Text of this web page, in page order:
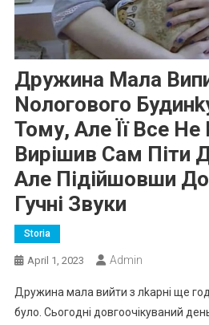
Дружина Мала
Nологового
Тому, Але Її Все Не
Вирішив Сам Піти
Але Підійшовши
Гучні Звуки
Storia
April 1, 2023 Admin
Дружина мала вийти з лkарні ще
було. Сьогодні довгоочікуваний